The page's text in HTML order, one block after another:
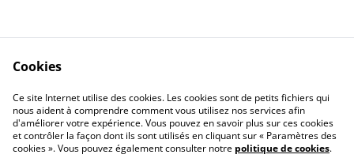
Contact
Informations Légale
politique de
confidentialité
Cookie
Cookies
Ce site Internet utilise des cookies. Les cookies sont de petits fichiers qui
nous aident à comprendre comment vous utilisez nos services afin
d'améliorer votre expérience. Vous pouvez en savoir plus sur ces cookies
et contrôler la façon dont ils sont utilisés en cliquant sur « Paramètres des
cookies ». Vous pouvez également consulter notre politique de cookies.